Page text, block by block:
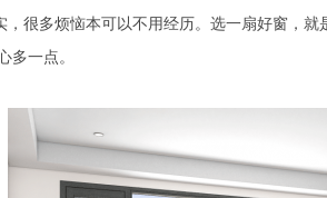
，很多烦恼本可以不用经历。选一扇好窗，
多一点。